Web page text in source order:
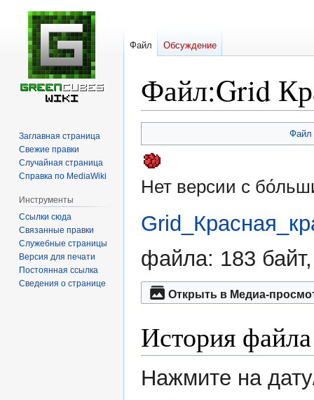
Файл:Grid
к
навигации
к
поиску
Файл
Нет версии с
файла: 183
Открыть в Медиа-
История файла
Нажмите на
Файл Обсуждение
Заглавная страница
Свежие правки
Случайная страница
Справка по MediaWiki
Инструменты
Ссылки сюда
Связанные правки
Служебные страницы
Версия для печати
Постоянная ссылка
Сведения о странице